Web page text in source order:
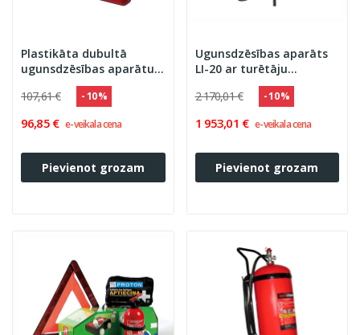
Plastikāta dubultā
ugunsdzēsības aparātu
kaste DUAL 6 kg
107,61 € - 10 %
96,85 € e-veikala cena
Pievienot grozam
Ugunsdzēsības aparāts
LI-20 ar turētāju
(Ogniochron S.A.) A/Lit.
VER-DIS
2 170,01 € - 10 %
1 953,01 € e-veikala cena
Pievienot grozam